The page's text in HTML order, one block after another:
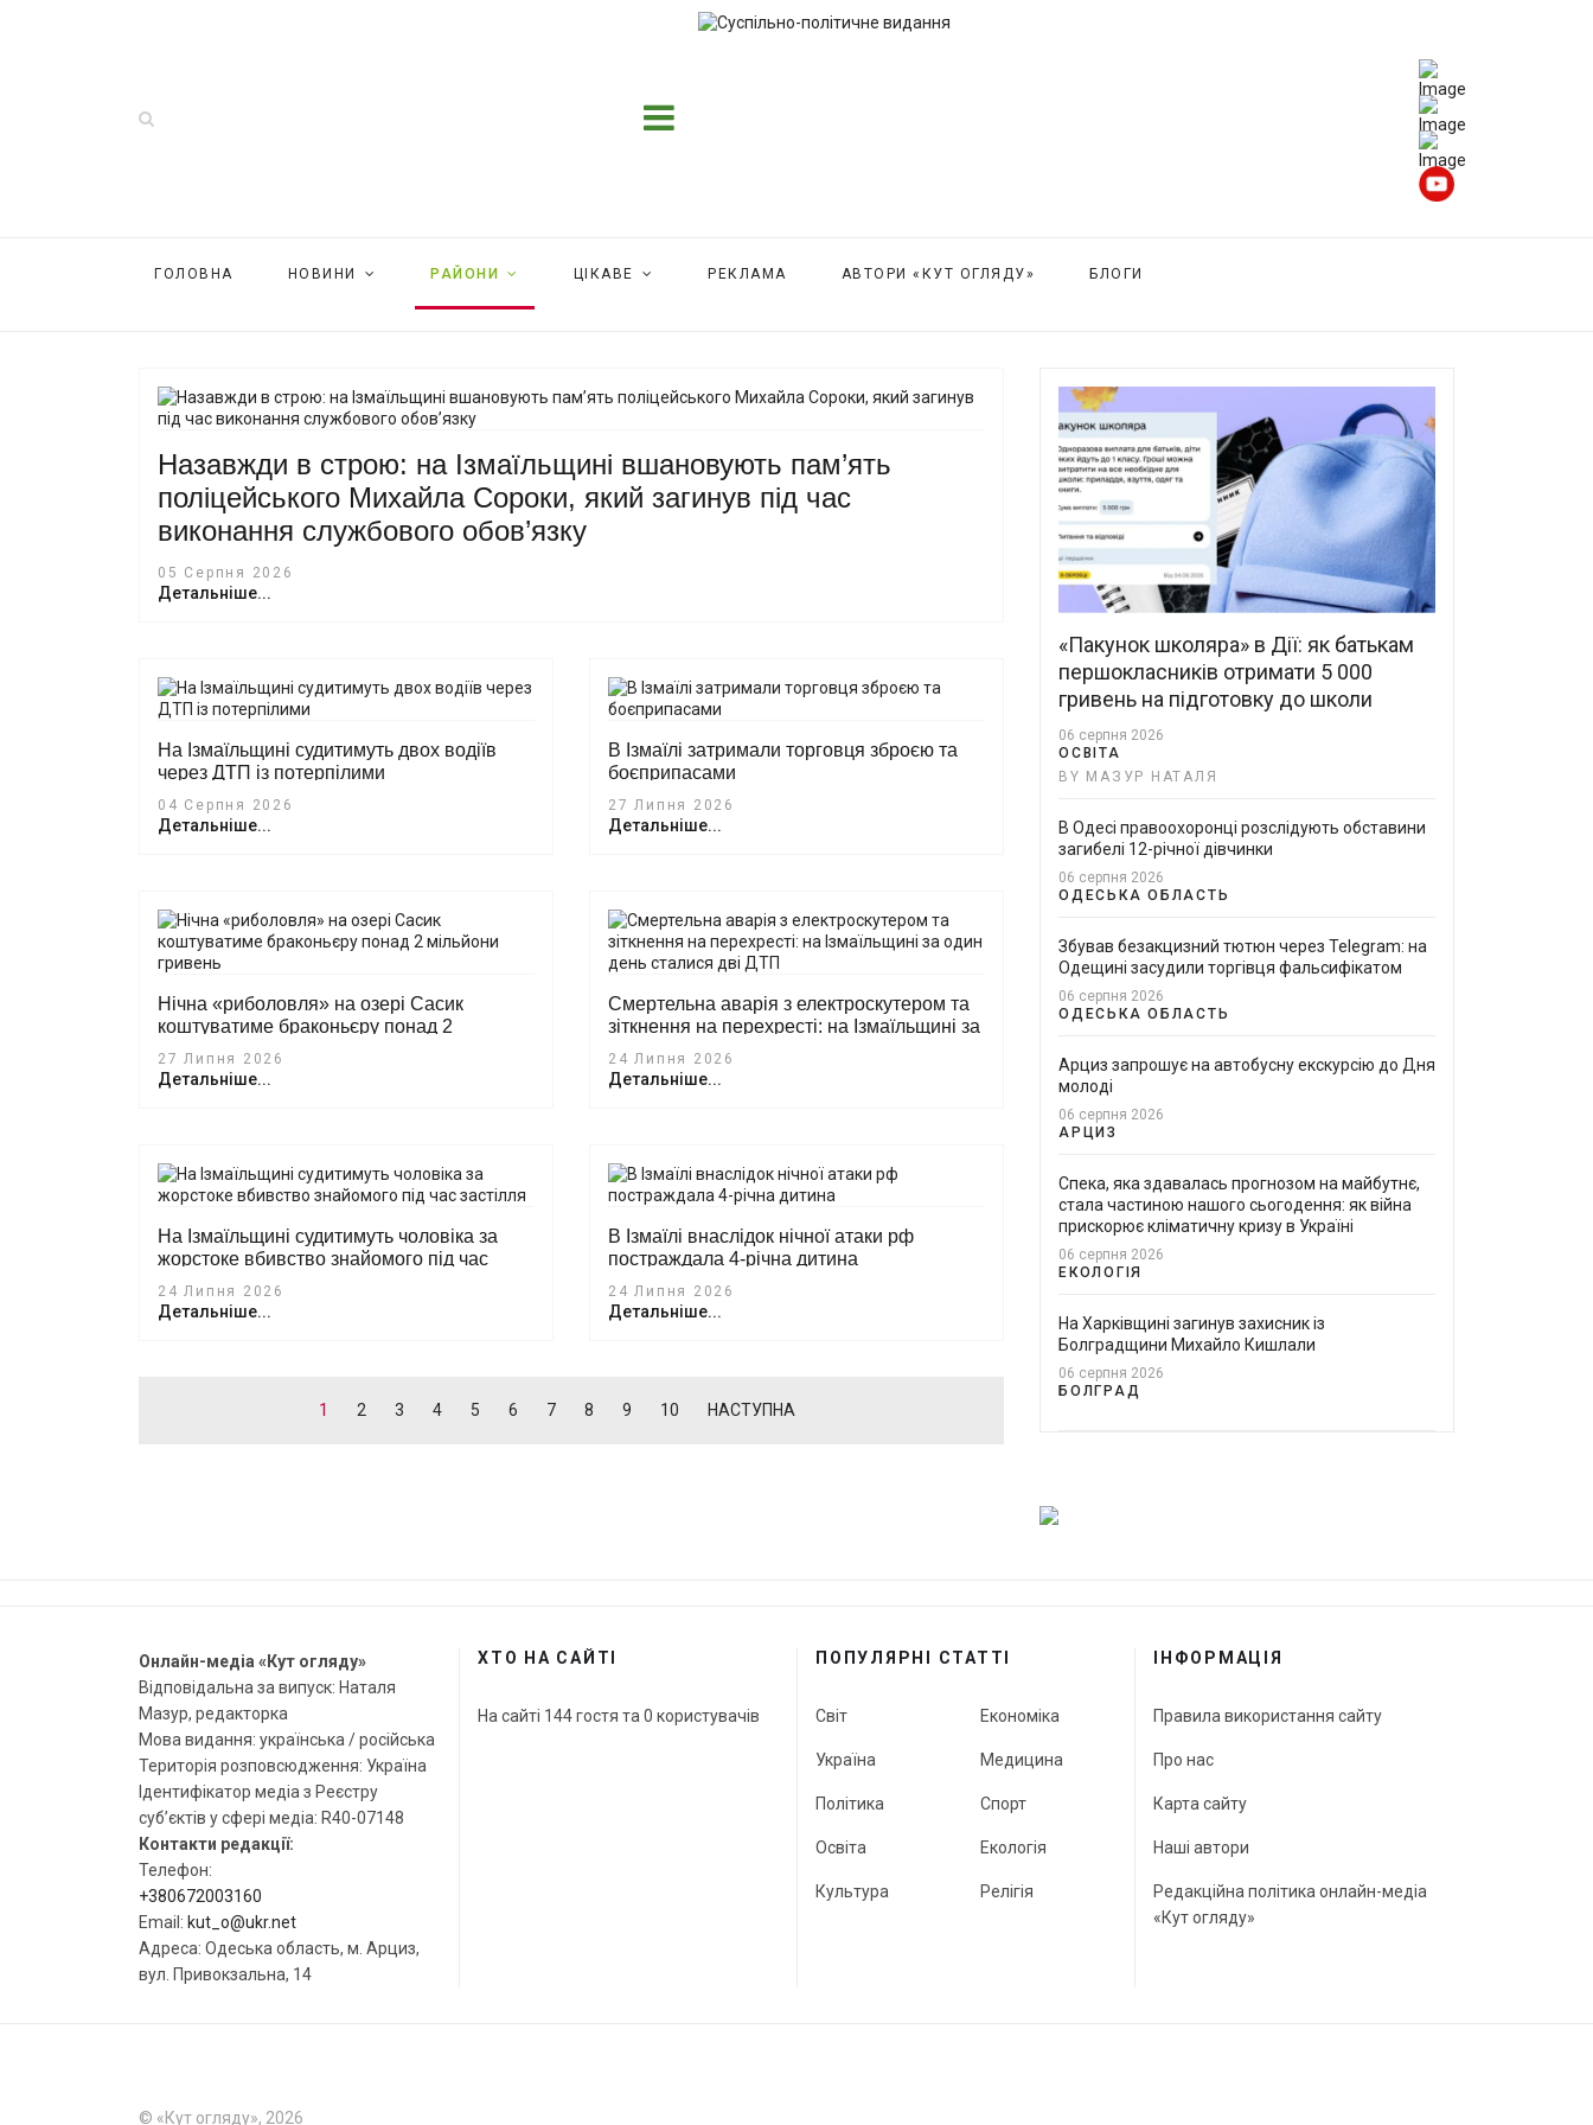
ГОЛОВНА НОВИНИ РАЙОНИ ЦІКАВЕ РЕКЛАМА АВТОРИ «КУТ ОГЛЯДУ» БЛОГИ
Назавжди в строю: на Ізмаїльщині вшановують пам’ять
поліцейського Михайла Сороки, який загинув під час
виконання службового обов’язку
05 Серпня 2026
Детальніше...
На Ізмаїльщині судитимуть двох водіїв
через ДТП із потерпілими
04 Серпня 2026
Детальніше...
В Ізмаїлі затримали торговця зброєю та
боєприпасами
27 Липня 2026
Детальніше...
Нічна «риболовля» на озері Сасик
коштуватиме браконьєру понад 2
мільйони гривень
27 Липня 2026
Детальніше...
Смертельна аварія з електроскутером та
зіткнення на перехресті: на Ізмаїльщині за
один день сталися дві ДТП
24 Липня 2026
Детальніше...
На Ізмаїльщині судитимуть чоловіка за
жорстоке вбивство знайомого під час
застілля
24 Липня 2026
Детальніше...
В Ізмаїлі внаслідок нічної атаки рф
постраждала 4-річна дитина
24 Липня 2026
Детальніше...
1 2 3 4 5 6 7 8 9 10 НАСТУПНА
«Пакунок школяра» в Дії: як батькам
першокласників отримати 5 000
гривень на підготовку до школи
06 серпня 2026
ОСВІТА
BY МАЗУР НАТАЛЯ
В Одесі правоохоронці розслідують обставини
загибелі 12-річної дівчинки
06 серпня 2026
ОДЕСЬКА ОБЛАСТЬ
Збував безакцизний тютюн через Telegram: на
Одещині засудили торгівця фальсифікатом
06 серпня 2026
ОДЕСЬКА ОБЛАСТЬ
Арциз запрошує на автобусну екскурсію до Дня
молоді
06 серпня 2026
АРЦИЗ
Спека, яка здавалась прогнозом на майбутнє,
стала частиною нашого сьогодення: як війна
прискорює кліматичну кризу в Україні
06 серпня 2026
ЕКОЛОГІЯ
На Харківщині загинув захисник із
Болградщини Михайло Кишлали
06 серпня 2026
БОЛГРАД
Онлайн-медіа «Кут огляду»
Відповідальна за випуск: Наталя
Мазур, редакторка
Мова видання: українська / російська
Територія розповсюдження: Україна
Ідентифікатор медіа з Реєстру
суб’єктів у сфері медіа: R40-07148
Контакти редакції:
Телефон:
+380672003160
Email: kut_o@ukr.net
Адреса: Одеська область, м. Арциз,
вул. Привокзальна, 14
ХТО НА САЙТІ
На сайті 144 гостя та 0 користувачів
ПОПУЛЯРНІ СТАТТІ
Світ
Україна
Політика
Освіта
Культура
Економіка
Медицина
Спорт
Екологія
Релігія
ІНФОРМАЦІЯ
Правила використання сайту
Про нас
Карта сайту
Наші автори
Редакційна політика онлайн-медіа
«Кут огляду»
© «Кут огляду», 2026